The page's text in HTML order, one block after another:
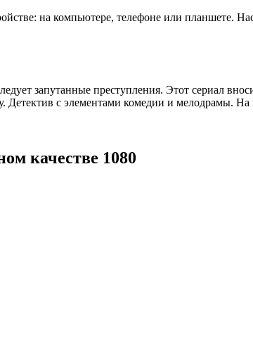
на компьютере, телефоне или планшете.
запутанные преступления. Этот сериал
с элементами комедии и мелодрамы. На
качестве 1080